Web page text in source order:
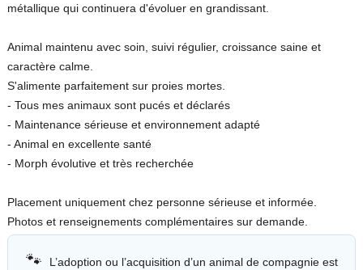
métallique qui continuera d'évoluer en grandissant.
Animal maintenu avec soin, suivi régulier, croissance saine et
caractère calme.
S'alimente parfaitement sur proies mortes.
- Tous mes animaux sont pucés et déclarés
- Maintenance sérieuse et environnement adapté
- Animal en excellente santé
- Morph évolutive et très recherchée
Placement uniquement chez personne sérieuse et informée.
Photos et renseignements complémentaires sur demande.
🐾
L’adoption ou l’acquisition d’un animal de compagnie est